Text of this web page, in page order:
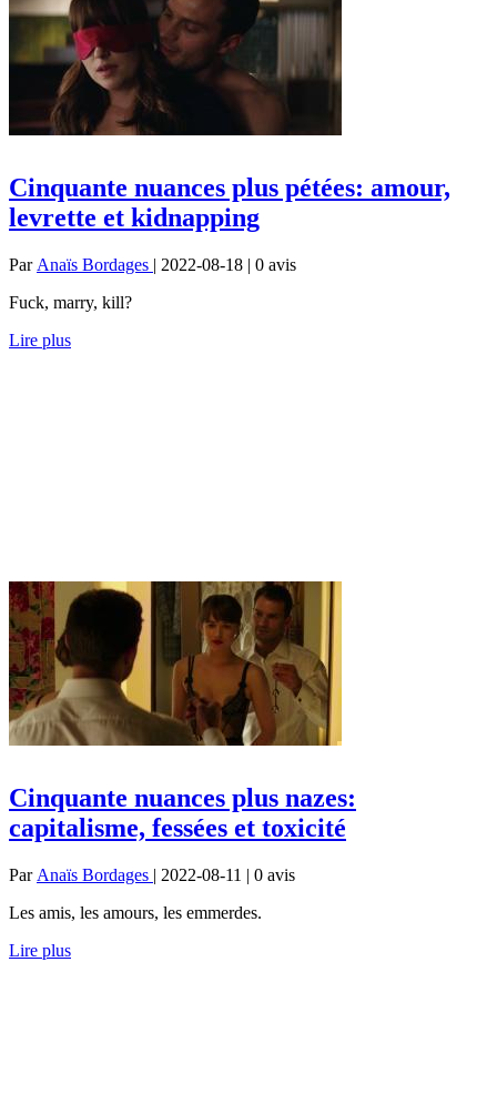
Cinquante nuances plus pétées: amour,
levrette et kidnapping
Par Anaïs Bordages | 2022-08-18 | 0 avis
Fuck, marry, kill?
Lire plus
Cinquante nuances plus nazes:
capitalisme, fessées et toxicité
Par Anaïs Bordages | 2022-08-11 | 0 avis
Les amis, les amours, les emmerdes.
Lire plus